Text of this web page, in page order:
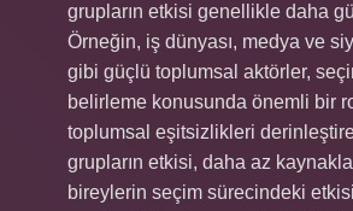
grupların etkisi genellikle daha
Örneğin, iş dünyası, medya ve
gibi güçlü toplumsal aktörler,
belirleme konusunda önemli bir
toplumsal eşitsizlikleri
grupların etkisi, daha az
bireylerin seçim sürecindeki